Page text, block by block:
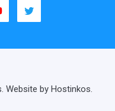
Website by Hostinkos.